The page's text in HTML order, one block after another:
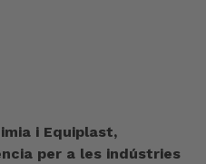
i Equiplast,
per a les indústries